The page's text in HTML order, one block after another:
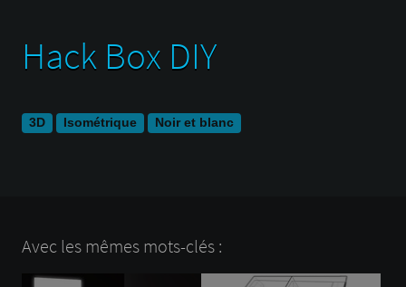
Hack Box DIY
3D Isométrique Noir et blanc
Avec les mêmes mots-clés :